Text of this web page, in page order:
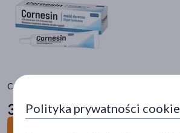
Cornesin, hipertoniczna maść do oczu, 5 g
33
99 zł
Preparaty wspierające wzrok
Higiena powiek
Żele i maści do oczu
Okulary i akcesoria
Filtry
Polityka prywatności cookie